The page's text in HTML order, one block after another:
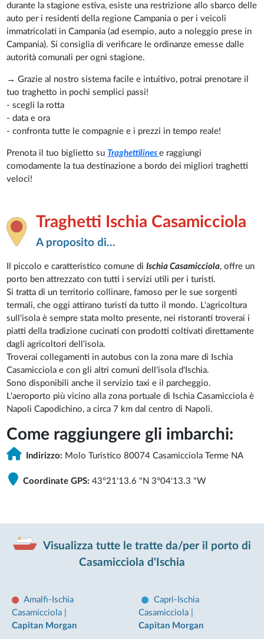
durante la stagione estiva, esiste una restrizione allo sbarco delle
auto per i residenti della regione Campania o per i veicoli
immatricolati in Campania (ad esempio, auto a noleggio prese in
Campania). Si consiglia di verificare le ordinanze emesse dalle
autorità comunali per ogni stagione.
→ Grazie al nostro sistema facile e intuitivo, potrai prenotare il
tuo traghetto in pochi semplici passi!
- scegli la rotta
- data e ora
- confronta tutte le compagnie e i prezzi in tempo reale!
Prenota il tuo biglietto suTraghettilinese raggiungi
comodamente la tua destinazione a bordo dei migliori traghetti
veloci!
Traghetti Ischia Casamicciola
A proposito di...
Il piccolo e caratteristico comune diIschia Casamicciola, offre un
porto ben attrezzato con tutti i servizi utili per i turisti.
Si tratta di un territorio collinare, famoso per le sue sorgenti
termali, che oggi attirano turisti da tutto il mondo. L'agricoltura
sull'isola è sempre stata molto presente, nei ristoranti troverai i
piatti della tradizione cucinati con prodotti coltivati direttamente
dagli agricoltori dell'isola.
Troverai collegamenti in autobus con la zona mare di Ischia
Casamicciola e con gli altri comuni dell'isola d'Ischia.
Sono disponibili anche il servizio taxi e il parcheggio.
L'aeroporto più vicino alla zona portuale di Ischia Casamicciola è
Napoli Capodichino, a circa 7 km dal centro di Napoli.
Come raggiungere gli imbarchi:
Indirizzo: Molo Turistico 80074 Casamicciola Terme NA
Coordinate GPS:43°21'13.6 "N 3°04'13.3 "W
Visualizza tutte le tratte da/per il porto di
Casamicciola d'Ischia
Amalfi-Ischia
Casamicciola
Capitan Morgan
Capri-Ischia
Casamicciola
Capitan Morgan